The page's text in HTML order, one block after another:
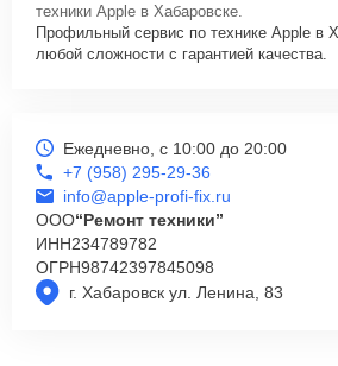
техники Apple в Хабаровске.
Профильный сервис по технике Apple в
любой сложности с гарантией качества.
г. Хабаровск ул. Ленина, 83
Ежедневно, с 10:00 до 20:00
+7 (958) 295-29-36
info@apple-profi-fix.ru
ООО“Ремонт техники”
ИНН234789782
ОГРН98742397845098